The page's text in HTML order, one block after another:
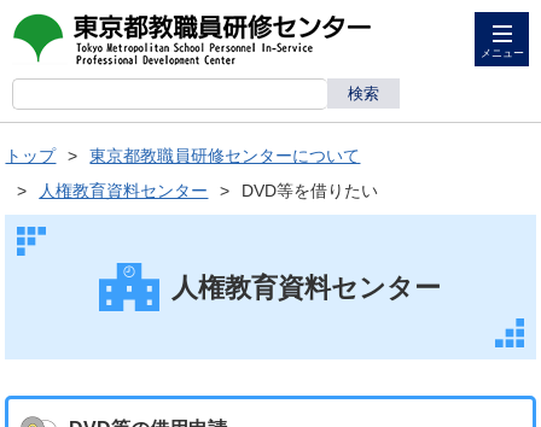
メニュー
トップ
東京都教職員研修センターについて
人権教育資料センター
DVD等を借りたい
人権教育資料センター